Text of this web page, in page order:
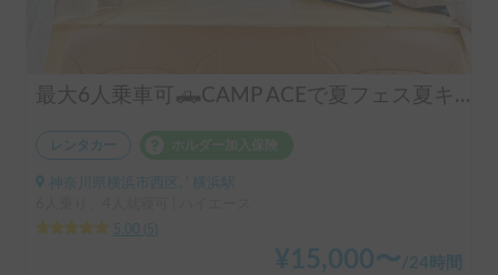
最大6人乗車可🛻CAMP ACEで夏フェス夏キャンプ早期予約❗️
レンタカー
神奈川県横浜市西区, ' 横浜駅
5.00
5
¥ 15,000〜 /24時間